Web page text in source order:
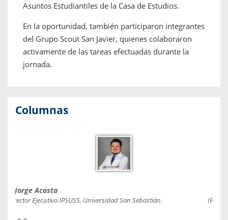
Asuntos Estudiantiles de la Casa de Estudios.
En la oportunidad, también participaron integrantes
del Grupo Scout San Javier, quienes colaboraron
activamente de las tareas efectuadas durante la
jornada.
Columnas
Jorge Acosta
Director Ejecutivo IPSUSS, Universidad San Sebastián.